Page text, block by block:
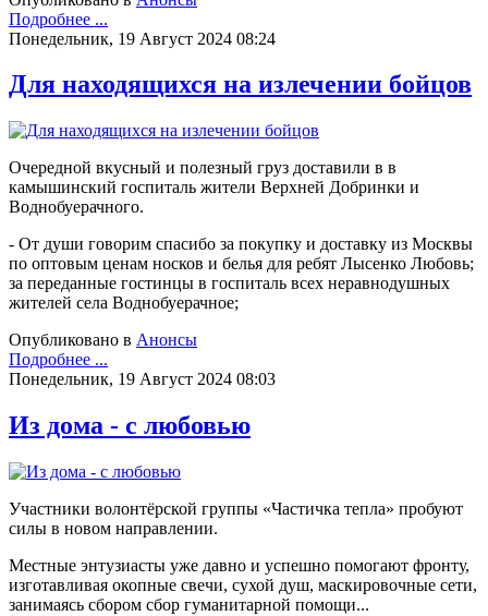
Подробнее ...
Понедельник, 19 Август 2024 08:24
Для находящихся на излечении бойцов
Очередной вкусный и полезный груз доставили в в
камышинский госпиталь жители Верхней Добринки и
Воднобуерачного.
- От души говорим спасибо за покупку и доставку из Москвы
по оптовым ценам носков и белья для ребят Лысенко Любовь;
за переданные гостинцы в госпиталь всех неравнодушных
жителей села Воднобуерачное;
Опубликовано в Анонсы
Подробнее ...
Понедельник, 19 Август 2024 08:03
Из дома - с любовью
Участники волонтёрской группы «Частичка тепла» пробуют
силы в новом направлении.
Местные энтузиасты уже давно и успешно помогают фронту,
изготавливая окопные свечи, сухой душ, маскировочные сети,
занимаясь сбором сбор гуманитарной помощи...